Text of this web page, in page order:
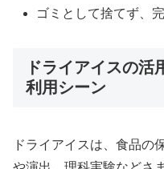
ゴミとして捨てず、
ドライアイスの
利用シーン
ドライアイスは、食品の